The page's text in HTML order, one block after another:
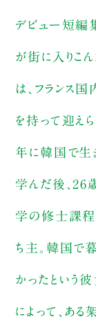
デビュー短編
が街に入りこん
は、フランス国
を持って迎え
年に韓国で生
学んだ後、26
学の修士課程
ち主。韓国で
かったという
によって、あ